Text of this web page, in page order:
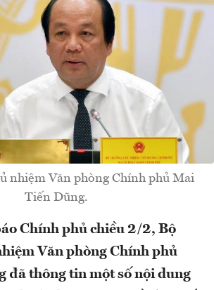
nhiệm Văn phòng Chính phủ Mai
Tiến Dũng.
Chính phủ chiều 2/2, Bộ
Văn phòng Chính phủ
đã thông tin một số nội dung